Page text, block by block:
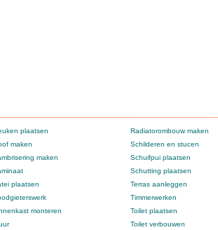
plaatsen
maken
maken
plaatsen
monteren
Radiatorombouw maken
Schilderen en stucen
Schuifpui plaatsen
Schutting plaatsen
Terras aanleggen
Timmerwerken
Toilet plaatsen
Toilet verbouwen